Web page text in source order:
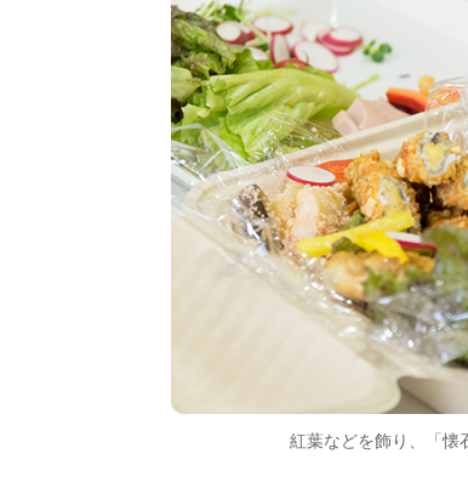
紅葉などを飾り、「懐